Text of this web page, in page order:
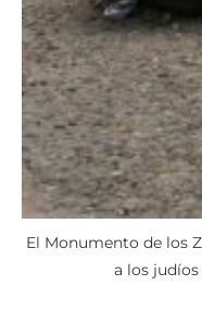
El Monumento de los
a los